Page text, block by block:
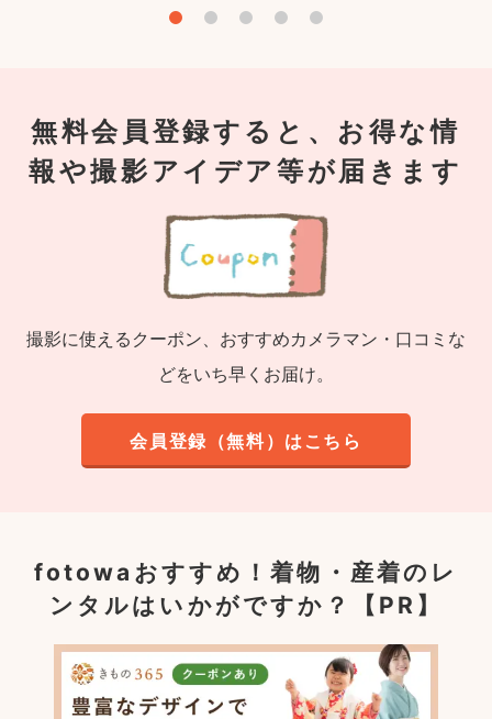
無料会員登録すると、お得な情
報や撮影アイデア等が届きます
撮影に使えるクーポン、おすすめカメラマン・口コミな
どをいち早くお届け。
会員登録（無料）はこちら
fotowaおすすめ！着物・産着のレ
ンタルはいかがですか？【PR】